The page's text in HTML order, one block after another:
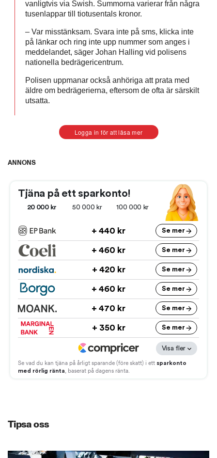
vanligtvis via Swish. Summorna varierar från några
tusenlappar till tiotusentals kronor.
– Var misstänksam. Svara inte på sms, klicka inte
på länkar och ring inte upp nummer som anges i
meddelandet, säger Johan Halling vid polisens
nationella bedrägericentrum.
Polisen uppmanar också anhöriga att prata med
äldre om bedrägerierna, eftersom de ofta är särskilt
utsatta.
Logga in för att läsa mer
ANNONS
Tipsa oss